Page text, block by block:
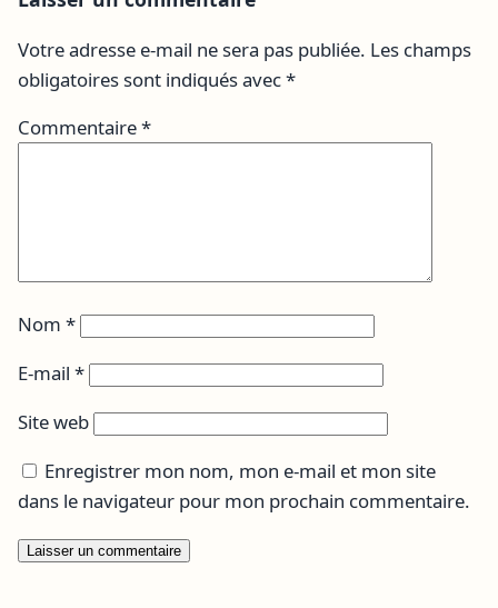
Votre adresse e-mail ne sera pas publiée. Les champs
obligatoires sont indiqués avec*
Commentaire*
Nom *
E-mail *
Site web
Enregistrer mon nom, mon e-mail et mon site
dans le navigateur pour mon prochain commentaire.